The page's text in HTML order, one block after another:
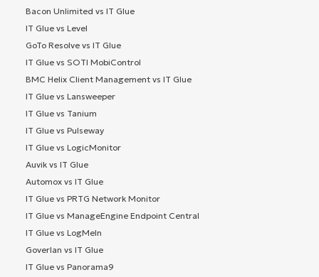
Bacon Unlimited vs IT Glue
IT Glue vs Level
GoTo Resolve vs IT Glue
IT Glue vs SOTI MobiControl
BMC Helix Client Management vs IT Glue
IT Glue vs Lansweeper
IT Glue vs Tanium
IT Glue vs Pulseway
IT Glue vs LogicMonitor
Auvik vs IT Glue
Automox vs IT Glue
IT Glue vs PRTG Network Monitor
IT Glue vs ManageEngine Endpoint Central
IT Glue vs LogMeIn
Goverlan vs IT Glue
IT Glue vs Panorama9